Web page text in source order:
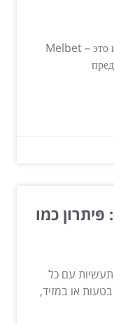
Melbet – это
פּיתרון כמו
עם כל
בטעות או במזיד,